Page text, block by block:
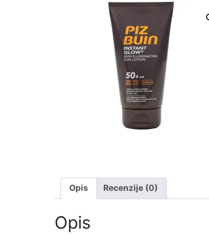
Opis Recenzije (0)
Opis